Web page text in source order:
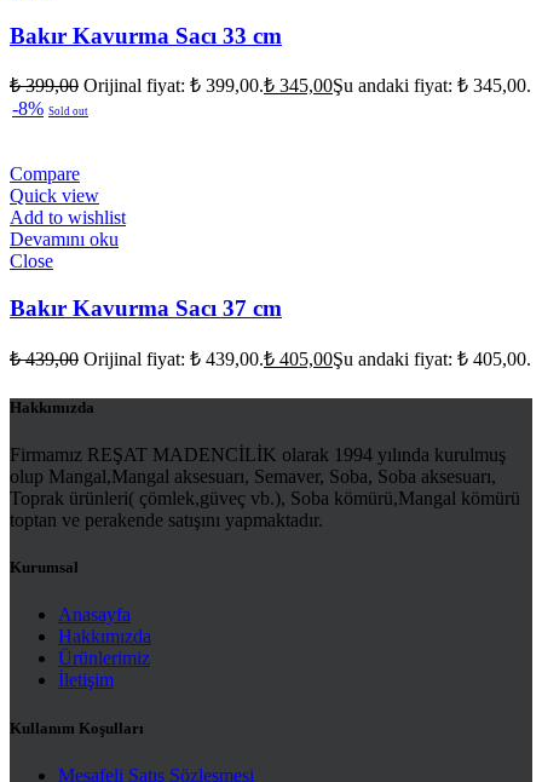
Bakır Kavurma Sacı 33 cm
₺399,00 Orijinal fiyat: ₺ 399,00.₺ 345,00Şu andaki fiyat: ₺ 345,00.
-8% Sold out
Compare
Quick view
Add to wishlist
Devamını oku
Close
Bakır Kavurma Sacı 37 cm
₺439,00 Orijinal fiyat: ₺ 439,00.₺ 405,00Şu andaki fiyat: ₺ 405,00.
Hakkımızda
Firmamız REŞAT MADENCİLİK olarak 1994 yılında kurulmuş
olup Mangal,Mangal aksesuarı, Semaver, Soba, Soba aksesuarı,
Toprak ürünleri( çömlek,güveç vb.), Soba kömürü,Mangal kömürü
toptan ve perakende satışını yapmaktadır.
Kurumsal
Anasayfa
Hakkımızda
Ürünlerimiz
İletişim
Kullanım Koşulları
Mesafeli Satış Sözleşmesi